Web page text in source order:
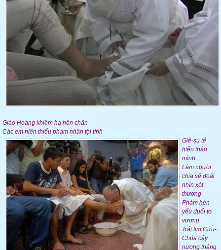
Giáo Hoàng khiêm hạ hôn chân
Các em niên thiếu phạm nhân tội tình
Giê-su tế
hiến thân
mình
Làm người
chia sẻ đoái
nhìn xót
thương
Phàm hèn
yếu đuối tơ
vương
Trái tim Cứu-
Chúa cậy
nương tháng